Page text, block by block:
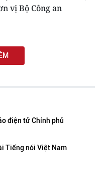
vị Bộ Công an
điện tử Chính phủ
Tiếng nói Việt Nam